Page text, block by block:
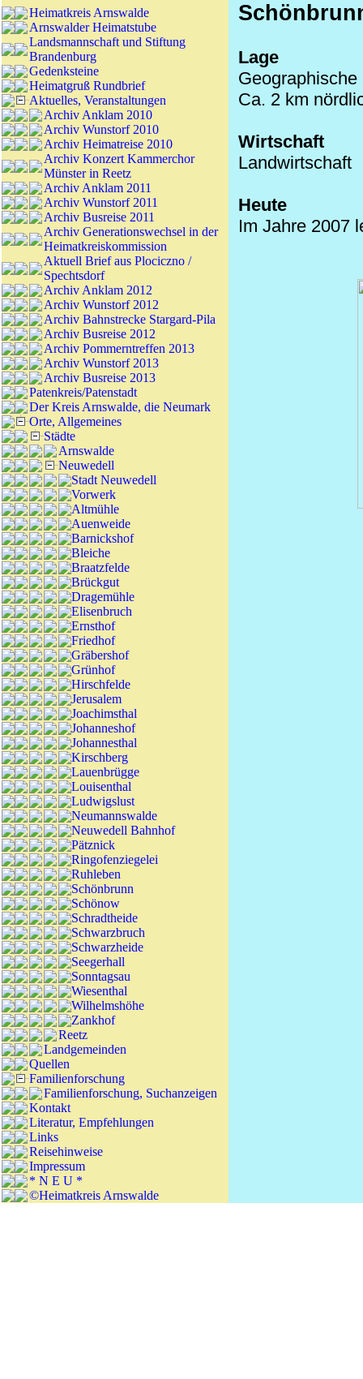
Heimatkreis Arnswalde
Arnswalder Heimatstube
Landsmannschaft und Stiftung
Brandenburg
Gedenksteine
Heimatgruß Rundbrief
Aktuelles, Veranstaltungen
Archiv Anklam 2010
Archiv Wunstorf 2010
Archiv Heimatreise 2010
Archiv Konzert Kammerchor
Münster in Reetz
Archiv Anklam 2011
Archiv Wunstorf 2011
Archiv Busreise 2011
Archiv Generationswechsel in der
Heimatkreiskommission
Aktuell Brief aus Plociczno /
Spechtsdorf
Archiv Anklam 2012
Archiv Wunstorf 2012
Archiv Bahnstrecke Stargard-Pila
Archiv Busreise 2012
Archiv Pommerntreffen 2013
Archiv Wunstorf 2013
Archiv Busreise 2013
Patenkreis/Patenstadt
Der Kreis Arnswalde, die Neumark
Orte, Allgemeines
Städte
Arnswalde
Neuwedell
Stadt Neuwedell
Vorwerk
Altmühle
Auenweide
Barnickshof
Bleiche
Braatzfelde
Brückgut
Dragemühle
Elisenbruch
Ernsthof
Friedhof
Gräbershof
Grünhof
Hirschfelde
Jerusalem
Joachimsthal
Johanneshof
Johannesthal
Kirschberg
Lauenbrügge
Louisenthal
Ludwigslust
Neumannswalde
Neuwedell Bahnhof
Pätznick
Ringofenziegelei
Ruhleben
Schönbrunn
Schönow
Schradtheide
Schwarzbruch
Schwarzheide
Seegerhall
Sonntagsau
Wiesenthal
Wilhelmshöhe
Zankhof
Reetz
Landgemeinden
Quellen
Familienforschung
Familienforschung, Suchanzeigen
Kontakt
Literatur, Empfehlungen
Links
Reisehinweise
Impressum
* N E U *
©Heimatkreis Arnswalde
Lage
Geographische
Ca. 2 km
Wirtschaft
Landwirtschaft
Heute
Im Jahre 2007